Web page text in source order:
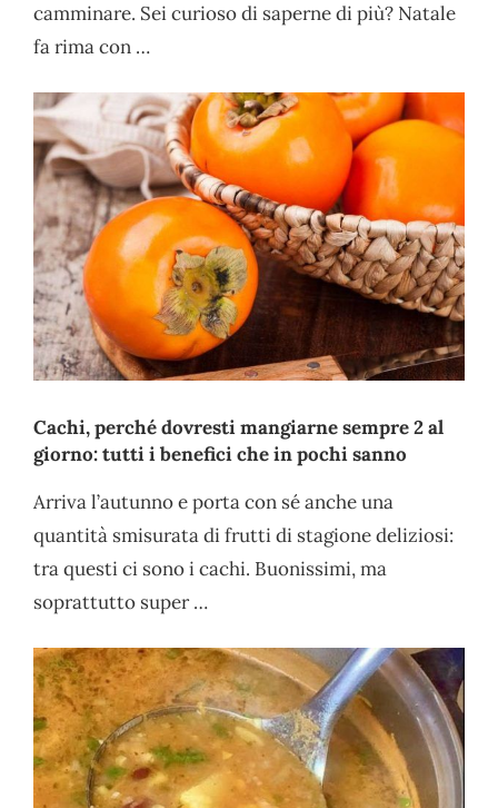
camminare. Sei curioso di saperne di più? Natale
fa rima con …
Cachi, perché dovresti mangiarne sempre 2 al
giorno: tutti i benefici che in pochi sanno
Arriva l’autunno e porta con sé anche una
quantità smisurata di frutti di stagione deliziosi:
tra questi ci sono i cachi. Buonissimi, ma
soprattutto super …